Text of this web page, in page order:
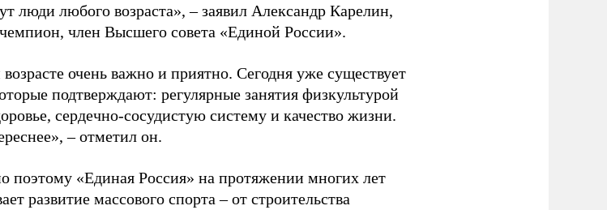
люди любого возраста», – заявил Александр Карелин,
член Высшего совета «Единой России».
очень важно и приятно. Сегодня уже существует
подтверждают: регулярные занятия физкультурой
сердечно-сосудистую систему и качество жизни.
– отметил он.
поэтому «Единая Россия» на протяжении многих лет
развитие массового спорта – от строительства